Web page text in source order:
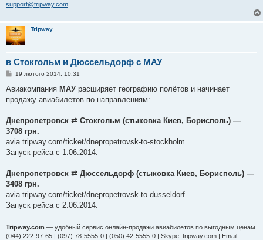
support@tripway.com
Tripway
в Стокгольм и Дюссельдорф с МАУ
П
в
д
л
е
н
я
19 лютого 2014, 10:31
Авиакомпания МАУ расширяет географию полётов и начинает
продажу авиабилетов по направлениям:
Днепропетровск ⇄ Стокгольм (стыковка Киев, Борисполь) —
3708 грн.
avia.tripway.com/ticket/dnepropetrovsk-to-stockholm
Запуск рейса с 1.06.2014.
Днепропетровск ⇄ Дюссельдорф (стыковка Киев, Борисполь) —
3408 грн.
avia.tripway.com/ticket/dnepropetrovsk-to-dusseldorf
Запуск рейса с 2.06.2014.
Tripway.com — удобный сервис онлайн-продажи авиабилетов по выгодным ценам.
(044) 222-97-65 | (097) 78-5555-0 | (050) 42-5555-0 | Skype: tripway.com | Email: